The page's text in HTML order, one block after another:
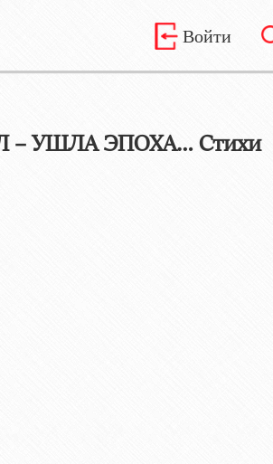
Войти
– УШЛА ЭПОХА… Стихи